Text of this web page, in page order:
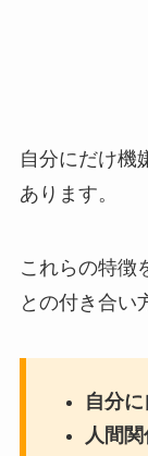
自分にだけ機
あります。
これらの特徴
との付き合い
自分
人間